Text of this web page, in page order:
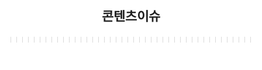
콘텐츠이슈